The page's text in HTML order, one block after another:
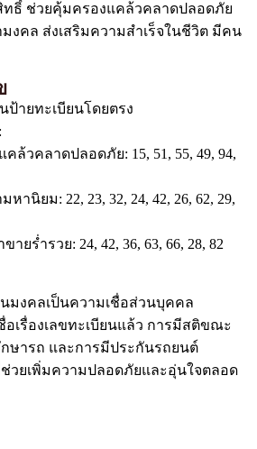
ทธิ์ ช่วยคุ้มครองแคล้วคลาดปลอดภัย
มงคล ส่งเสริมความสำเร็จในชีวิต มีคน
ป้ายทะเบียนโดยตรง
ล้วคลาดปลอดภัย: 15, 51, 55, 49, 94,
หานิยม: 22, 23, 32, 24, 42, 26, 62, 29,
ายร่ำรวย: 24, 42, 36, 63, 66, 28, 82
นมงคลเป็นความเชื่อส่วนบุคคล
อเรื่องเลขทะเบียนแล้ว การมีสติขณะ
ษารถ และการมีประกันรถยนต์
วยเพิ่มความปลอดภัยและอุ่นใจตลอด